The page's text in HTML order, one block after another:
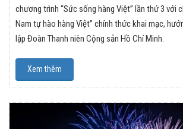
chương trình “Sức sống hàng Việt” lần thứ 3 với
Nam tự hào hàng Việt” chính thức khai mạc,
lập Đoàn Thanh niên Cộng sản Hồ Chí Minh.
Xem thêm